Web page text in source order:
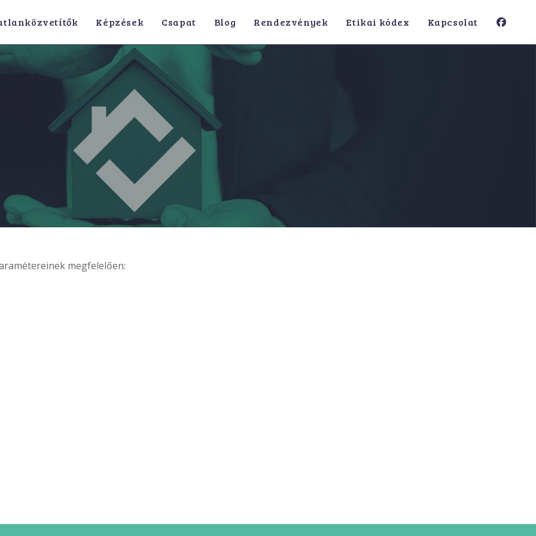
Képzések Csapat Blog Rendezvények Etikai kódex Kapcsolat
megfelelően: